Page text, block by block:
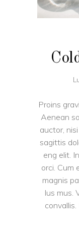
Proins
Aenean
auctor,
sagittis
eng elit.
orci. Cum
magnis
lus mus.